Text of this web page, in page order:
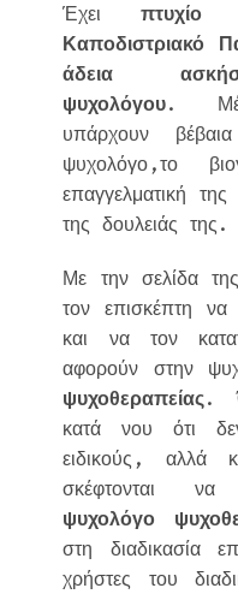
Έχει πτυχίο
Καποδιστριακό
άδεια
ψυχολόγου.
υπάρχουν
ψυχολόγο,το
επαγγελματική
της δουλειάς της.
Με την σελίδα
τον επισκέπτη να
και να τον
αφορούν στην
ψυχοθεραπείας.
κατά νου ότι
ειδικούς,
σκέφτονται να
ψυχολόγο
στη διαδικασία
χρήστες του